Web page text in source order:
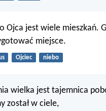
Ojca jest wiele mieszkań.
miejsce.
Ojciec niebo
wielka jest tajemnica
został w ciele,